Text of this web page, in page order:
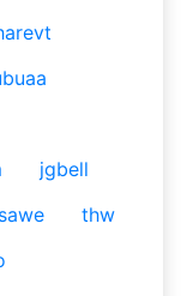
jgbell
thw